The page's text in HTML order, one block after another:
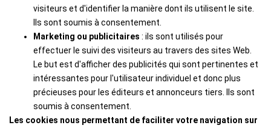
visiteurs et d'identifier la manière dont ils utilisent le site.
Ils sont soumis à consentement.
Marketing ou publicitaires : ils sont utilisés pour
effectuer le suivi des visiteurs au travers des sites Web.
Le but est d'afficher des publicités qui sont pertinentes et
intéressantes pour l'utilisateur individuel et donc plus
précieuses pour les éditeurs et annonceurs tiers. Ils sont
soumis à consentement.
Les cookies nous permettant de faciliter votre navigation sur